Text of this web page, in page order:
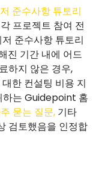
준수사항 튜토리
프로젝트 참여 전
준수사항 튜토리
진 기간 내에 어드
하지 않은 경우,
한 컨설팅 비용 지
하는 Guidepoint 홈
묻는 질문, 기타
검토했음을 인정합